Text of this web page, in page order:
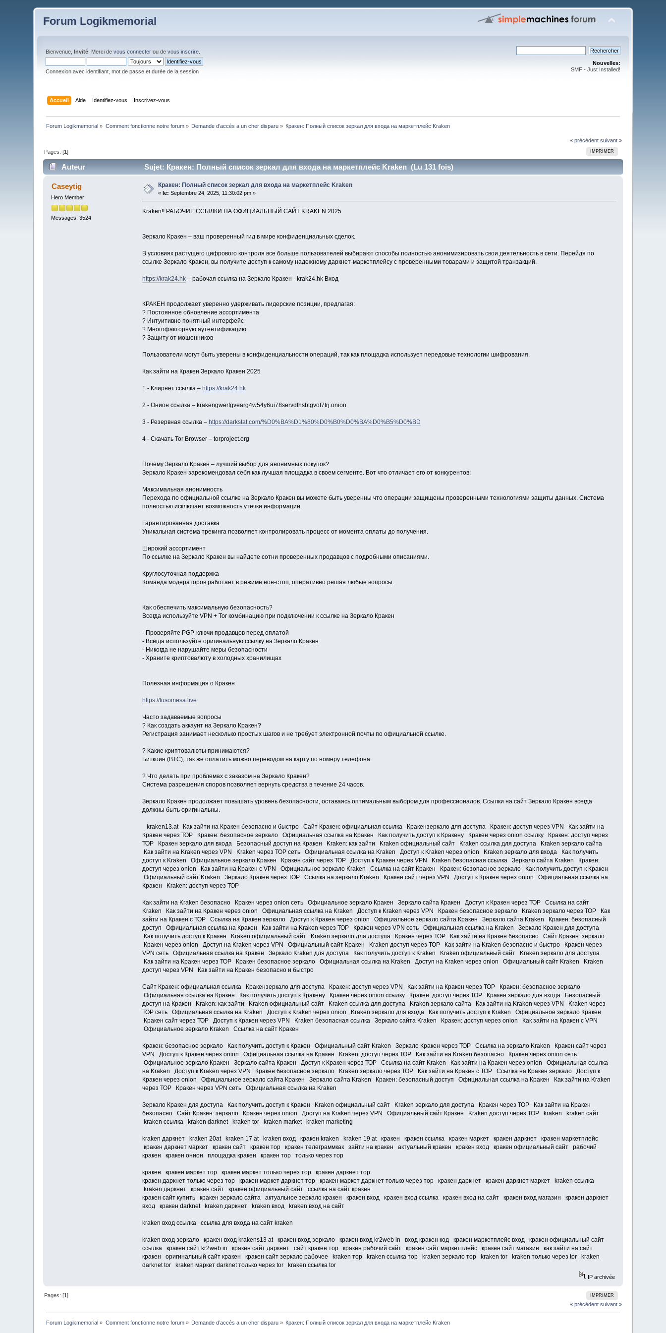
Forum Logikmemorial
Bienvenue,Invité . Merci devous connecter ou devous inscrire
Connexion avec identifiant, mot de passe et durée de la session
Nouvelles:
SMF - Just Installed!
Accueil Aide Identifiez-vous Inscrivez-vous
Forum Logikmemorial » Comment fonctionne notre forum» Demande d’accès a un cher disparu » Кракен: Полный список зеркал для входа на маркетплейс Kraken
« précédent suivant »
IMPRIMER
Pages: [1]
Auteur Sujet: Кракен: Полный список зеркал для входа на маркетплейс Kraken (Lu 131 fois)
Caseytig
Hero Member
Messages: 3524
Кракен: Полный список зеркал для входа на маркетплейс Kraken
« le: Septembre 24, 2025, 11:30:02 pm »
Kraken!! РАБОЧИЕ ССЫЛКИ НА ОФИЦИАЛЬНЫЙ САЙТ KRAKEN 2025
Зеркало Кракен – ваш проверенный гид в мире конфиденциальных сделок.
В условиях растущего цифрового контроля все больше пользователей выбирают способы полностью анонимизировать свои деятельность в сети. Перейдя по
ссылке Зеркало Кракен, вы получите доступ к самому надежному даркнет-маркетплейсу с проверенными товарами и защитой транзакций.
https://krak24.hk– рабочая ссылка на Зеркало Кракен - krak24.hk Вход
КРАКЕН продолжает уверенно удерживать лидерские позиции, предлагая:
? Постоянное обновление ассортимента
? Интуитивно понятный интерфейс
? Многофакторную аутентификацию
? Защиту от мошенников
Пользователи могут быть уверены в конфиденциальности операций, так как площадка использует передовые технологии шифрования.
Как зайти на Кракен Зеркало Кракен 2025
1 - Клирнет ссылка – https://krak24.hk
2 - Онион ссылка – krakengwerfgvearg4w54y6ui78servdfhsbtgvot7trj.onion
3 - Резервная ссылка – https://darkstat.com/%D0%BA%D1%80%D0%B0%D0%BA%D0%B5%D0%BD
4 - Скачать Tor Browser – torproject.org
Почему Зеркало Кракен – лучший выбор для анонимных покупок?
Зеркало Кракен зарекомендовал себя как лучшая площадка в своем сегменте. Вот что отличает его от конкурентов:
Максимальная анонимность
Перехода по официальной ссылке на Зеркало Кракен вы можете быть уверенны что операции защищены проверенными технологиями защиты данных. Система
полностью исключает возможность утечки информации.
Гарантированная доставка
Уникальная система трекинга позволяет контролировать процесс от момента оплаты до получения.
Широкий ассортимент
По ссылке на Зеркало Кракен вы найдете сотни проверенных продавцов с подробными описаниями.
Круглосуточная поддержка
Команда модераторов работает в режиме нон-стоп, оперативно решая любые вопросы.
Как обеспечить максимальную безопасность?
Всегда используйте VPN + Tor комбинацию при подключении к ссылке на Зеркало Кракен
- Проверяйте PGP-ключи продавцов перед оплатой
- Всегда используйте оригинальную ссылку на Зеркало Кракен
- Никогда не нарушайте меры безопасности
- Храните криптовалюту в холодных хранилищах
Полезная информация о Кракен
https://tusomesa.live
Часто задаваемые вопросы
? Как создать аккаунт на Зеркало Кракен?
Регистрация занимает несколько простых шагов и не требует электронной почты по официальной ссылке.
? Какие криптовалюты принимаются?
Биткоин (BTC), так же оплатить можно переводом на карту по номеру телефона.
? Что делать при проблемах с заказом на Зеркало Кракен?
Система разрешения споров позволяет вернуть средства в течение 24 часов.
Зеркало Кракен продолжает повышать уровень безопасности, оставаясь оптимальным выбором для профессионалов. Ссылки на сайт Зеркало Кракен всегда
должны быть оригинальны.
kraken13.at Как зайти на Кракен безопасно и быстро Сайт Кракен: официальная ссылка Кракензеркало для доступа Кракен: доступ через VPN Как зайти на
Кракен через ТОР Кракен: безопасное зеркало Официальная ссылка на Кракен Как получить доступ к Кракену Кракен через onion ссылку Кракен: доступ через
ТОР Кракен зеркало для входа Безопасный доступ на Кракен Kraken: как зайти Kraken официальный сайт Kraken ссылка для доступа Kraken зеркало сайта
Как зайти на Kraken через VPN Kraken через ТОР сеть Официальная ссылка на Kraken Доступ к Kraken через onion Kraken зеркало для входа Как получить
доступ к Kraken Официальное зеркало Кракен Кракен сайт через ТОР Доступ к Кракен через VPN Kraken безопасная ссылка Зеркало сайта Kraken Кракен:
доступ через onion Как зайти на Кракен с VPN Официальное зеркало Kraken Ссылка на сайт Кракен Кракен: безопасное зеркало Как получить доступ к Кракен
Официальный сайт Kraken Зеркало Кракен через ТОР Ссылка на зеркало Kraken Кракен сайт через VPN Доступ к Кракен через onion Официальная ссылка на
Кракен Kraken: доступ через ТОР
Как зайти на Kraken безопасно Кракен через onion сеть Официальное зеркало Кракен Зеркало сайта Кракен Доступ к Кракен через ТОР Ссылка на сайт
Kraken Как зайти на Кракен через onion Официальная ссылка на Kraken Доступ к Kraken через VPN Кракен безопасное зеркало Kraken зеркало через ТОР Как
зайти на Кракен с ТОР Ссылка на Кракен зеркало Доступ к Кракен через onion Официальное зеркало сайта Кракен Зеркало сайта Kraken Кракен: безопасный
доступ Официальная ссылка на Кракен Как зайти на Kraken через ТОР Кракен через VPN сеть Официальная ссылка на Kraken Зеркало Кракен для доступа
Как получить доступ к Кракен Kraken официальный сайт Kraken зеркало для доступа Кракен через ТОР Как зайти на Кракен безопасно Сайт Кракен: зеркало
Кракен через onion Доступ на Kraken через VPN Официальный сайт Кракен Kraken доступ через ТОР Как зайти на Kraken безопасно и быстро Кракен через
VPN сеть Официальная ссылка на Кракен Зеркало Kraken для доступа Как получить доступ к Kraken Kraken официальный сайт Kraken зеркало для доступа
Как зайти на Кракен через ТОР Кракен безопасное зеркало Официальная ссылка на Kraken Доступ на Kraken через onion Официальный сайт Kraken Kraken
доступ через VPN Как зайти на Кракен безопасно и быстро
Сайт Кракен: официальная ссылка Кракензеркало для доступа Кракен: доступ через VPN Как зайти на Кракен через ТОР Кракен: безопасное зеркало
Официальная ссылка на Кракен Как получить доступ к Кракену Кракен через onion ссылку Кракен: доступ через ТОР Кракен зеркало для входа Безопасный
доступ на Кракен Kraken: как зайти Kraken официальный сайт Kraken ссылка для доступа Kraken зеркало сайта Как зайти на Kraken через VPN Kraken через
ТОР сеть Официальная ссылка на Kraken Доступ к Kraken через onion Kraken зеркало для входа Как получить доступ к Kraken Официальное зеркало Кракен
Кракен сайт через ТОР Доступ к Кракен через VPN Kraken безопасная ссылка Зеркало сайта Kraken Кракен: доступ через onion Как зайти на Кракен с VPN
Официальное зеркало Kraken Ссылка на сайт Кракен
Кракен: безопасное зеркало Как получить доступ к Кракен Официальный сайт Kraken Зеркало Кракен через ТОР Ссылка на зеркало Kraken Кракен сайт через
VPN Доступ к Кракен через onion Официальная ссылка на Кракен Kraken: доступ через ТОР Как зайти на Kraken безопасно Кракен через onion сеть
Официальное зеркало Кракен Зеркало сайта Кракен Доступ к Кракен через ТОР Ссылка на сайт Kraken Как зайти на Кракен через onion Официальная ссылка
на Kraken Доступ к Kraken через VPN Кракен безопасное зеркало Kraken зеркало через ТОР Как зайти на Кракен с ТОР Ссылка на Кракен зеркало Доступ к
Кракен через onion Официальное зеркало сайта Кракен Зеркало сайта Kraken Кракен: безопасный доступ Официальная ссылка на Кракен Как зайти на Kraken
через ТОР Кракен через VPN сеть Официальная ссылка на Kraken
Зеркало Кракен для доступа Как получить доступ к Кракен Kraken официальный сайт Kraken зеркало для доступа Кракен через ТОР Как зайти на Кракен
безопасно Сайт Кракен: зеркало Кракен через onion Доступ на Kraken через VPN Официальный сайт Кракен Kraken доступ через ТОР kraken kraken сайт
kraken ссылка kraken darknet kraken tor kraken market kraken marketing
kraken даркнет kraken 20at kraken 17 at kraken вход кракен kraken kraken 19 at кракен кракен ссылка кракен маркет кракен даркнет кракен маркетплейс
кракен даркнет маркет кракен сайт кракен тор кракен телеграммкак зайти на кракен актуальный кракен кракен вход кракен официальный сайт рабочий
кракен кракен онион площадка кракен кракен тор только через тор
кракен кракен маркет тор кракен маркет только через тор кракен даркнет тор
кракен даркнет только через тор кракен маркет даркнет тор кракен маркет даркнет только через тор кракен даркнет кракен даркнет маркет kraken ссылка
kraken даркнет кракен сайт кракен официальный сайт ссылка на сайт кракен
кракен сайт купить кракен зеркало сайта актуальное зеркало кракен кракен вход кракен вход ссылка кракен вход на сайт кракен вход магазин кракен даркнет
вход кракен darknet kraken даркнет kraken вход kraken вход на сайт
kraken вход ссылка ссылка для входа на сайт kraken
kraken вход зеркало кракен вход krakens13 at кракен вход зеркало кракен вход kr2web in вход кракен код кракен маркетплейс вход кракен официальный сайт
ссылка кракен сайт kr2web in кракен сайт даркнет сайт кракен тор кракен рабочий сайт кракен сайт маркетплейс кракен сайт магазин как зайти на сайт
кракен оригинальный сайт кракен кракен сайт зеркало рабочее kraken тор kraken ссылка тор kraken зеркало тор kraken tor kraken только через tor kraken
darknet tor kraken маркет darknet только через tor kraken ссылка tor
IP archivée
IMPRIMER
Pages: [1]
« précédent suivant »
Forum Logikmemorial » Comment fonctionne notre forum» Demande d’accès a un cher disparu » Кракен: Полный список зеркал для входа на маркетплейс Kraken